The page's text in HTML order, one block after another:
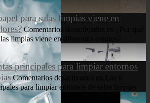
para salas limpias viene en
Comentarios desactivados
limpias viene en diferentes colores?
principales para limpiar entornos
Comentarios desactivados
para limpiar entornos de salas limpias